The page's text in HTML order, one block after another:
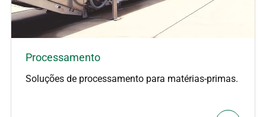
Processamento
Soluções de processamento para matérias-primas.